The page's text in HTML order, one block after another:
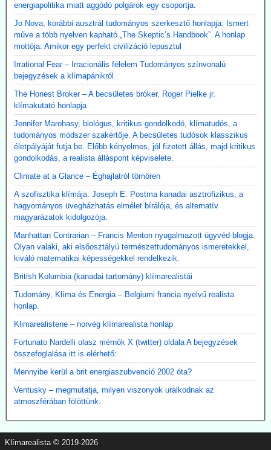
energiapolitika miatt aggódó polgárok egy csoportja.
Jo Nova, korábbi ausztrál tudományos szerkesztő honlapja. Ismert
műve a több nyelven kapható „The Skeptic’s Handbook”. A honlap
mottója: Amikor egy perfekt civilizáció lepusztul
Irrational Fear – Irracionális félelem Tudományos színvonalú
bejegyzések a klímapánikról
The Honest Broker – A becsületes bróker. Roger Pielke jr.
klímakutató honlapja
Jennifer Marohasy, biológus, kritikus gondolkodó, klímatudós, a
tudományos módszer szakértője. A becsületes tudósok klasszikus
életpályáját futja be. Előbb kényelmes, jól fizetett állás, majd kritikus
gondolkodás, a realista álláspont képviselete.
Climate at a Glance – Éghajlatról tömören
A szofisztika klímája. Joseph E. Postma kanadai asztrofizikus, a
hagyományos üvegházhatás elmélet bírálója, és alternatív
magyarázatok kidolgozója.
Manhattan Contrarian – Francis Menton nyugalmazott ügyvéd blogja.
Olyan valaki, aki elsőosztályú természettudományos ismeretekkel,
kiváló matematikai képességekkel rendelkezik.
British Kolumbia (kanadai tartomány) klímarealistái
Tudomány, Klíma és Energia – Belgiumi francia nyelvű realista
honlap.
Klimarealistene – norvég klímarealista honlap
Fortunato Nardelli olasz mérnök X (twitter) oldala A bejegyzések
összefoglalása itt is elérhető:
Mennyibe kerül a brit energiaszubvenció 2002 óta?
Ventusky – megmutatja, milyen viszonyok uralkodnak az
atmoszférában fölöttünk.
Klímarealista © 2019-2026